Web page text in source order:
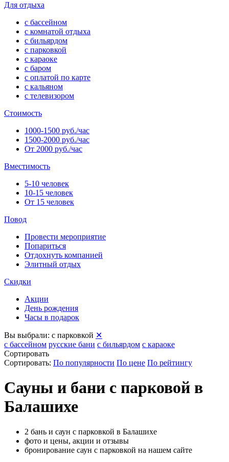
Для отдыха
с бассейном
с комнатой отдыха
с бильярдом
с парковкой
с караоке
с баром
с оплатой по карте
с кальяном
с телевизором
Стоимость
1000-1500 руб./час
1500-2000 руб./час
От 2000 руб./час
Вместимость
5-10 человек
10-15 человек
От 15 человек
Повод
Провести мероприятие
Попариться
Отдохнуть компанией
Элитный отдых
Скидки
Акции
День рождения
Часы в подарок
Вы выбрали: с парковкой ✕
с бассейном русские бани с бильярдом с караоке
Сортировать
Сортировать: По популярности По цене По рейтингу
Сауны и бани с парковой в
Балашихе
2 бань и саун с парковкой в Балашихе
фото и цены, акции и отзывы
бронирование саун с парковкой на нашем сайте